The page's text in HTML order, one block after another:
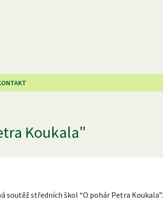
Koukala"
soutěž středních škol “O pohár Petra Koukala”.